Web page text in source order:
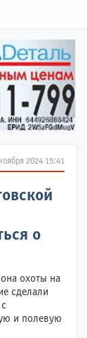
2024 15:41
о
охоты на
сделали
и полевую